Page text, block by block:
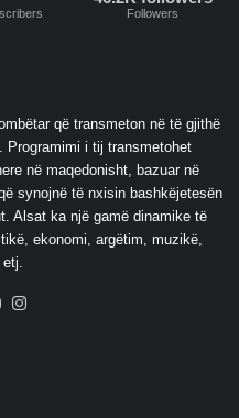
Followers
që transmeton në të gjithë
Programimi i tij transmetohet
në maqedonisht, bazuar në
synojnë të nxisin bashkëjetesën
Alsat ka një gamë dinamike të
ekonomi, argëtim, muzikë,
etj.
YouTube